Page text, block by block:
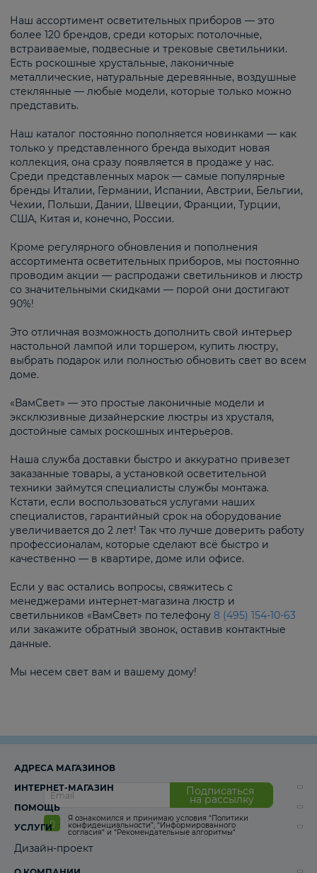
Наш ассортимент осветительных приборов — это
более 120 брендов, среди которых: потолочные,
встраиваемые, подвесные и трековые светильники.
Есть роскошные хрустальные, лаконичные
металлические, натуральные деревянные, воздушные
стеклянные — любые модели, которые только можно
представить.
Наш каталог постоянно пополняется новинками — как
только у представленного бренда выходит новая
коллекция, она сразу появляется в продаже у нас.
Среди представленных марок — самые популярные
бренды Италии, Германии, Испании, Австрии, Бельгии,
Чехии, Польши, Дании, Швеции, Франции, Турции,
США, Китая и, конечно, России.
Кроме регулярного обновления и пополнения
ассортимента осветительных приборов, мы постоянно
проводим акции — распродажи светильников и люстр
со значительными скидками — порой они достигают
90%!
Это отличная возможность дополнить свой интерьер
настольной лампой или торшером, купить люстру,
выбрать подарок или полностью обновить свет во всем
доме.
«ВамСвет» — это простые лаконичные модели и
эксклюзивные дизайнерские люстры из хрусталя,
достойные самых роскошных интерьеров.
Наша служба доставки быстро и аккуратно привезет
заказанные товары, а установкой осветительной
техники займутся специалисты службы монтажа.
Кстати, если воспользоваться услугами наших
специалистов, гарантийный срок на оборудование
увеличивается до 2 лет! Так что лучше доверить работу
профессионалам, которые сделают всё быстро и
качественно — в квартире, доме или офисе.
Если у вас остались вопросы, свяжитесь с
менеджерами интернет-магазина люстр и
светильников «ВамСвет» по телефону 8 (495) 154-10-63
или закажите обратный звонок, оставив контактные
данные.
Мы несем свет вам и вашему дому!
Подписаться
на рассылку
Я ознакомился и принимаю условия “Политики
конфиденциальности”, “Информированного
согласия“ и “Рекомендательные алгоритмы“
АДРЕСА МАГАЗИНОВ
ИНТЕРНЕТ-МАГАЗИН
ПОМОЩЬ
УСЛУГИ
Дизайн-проект